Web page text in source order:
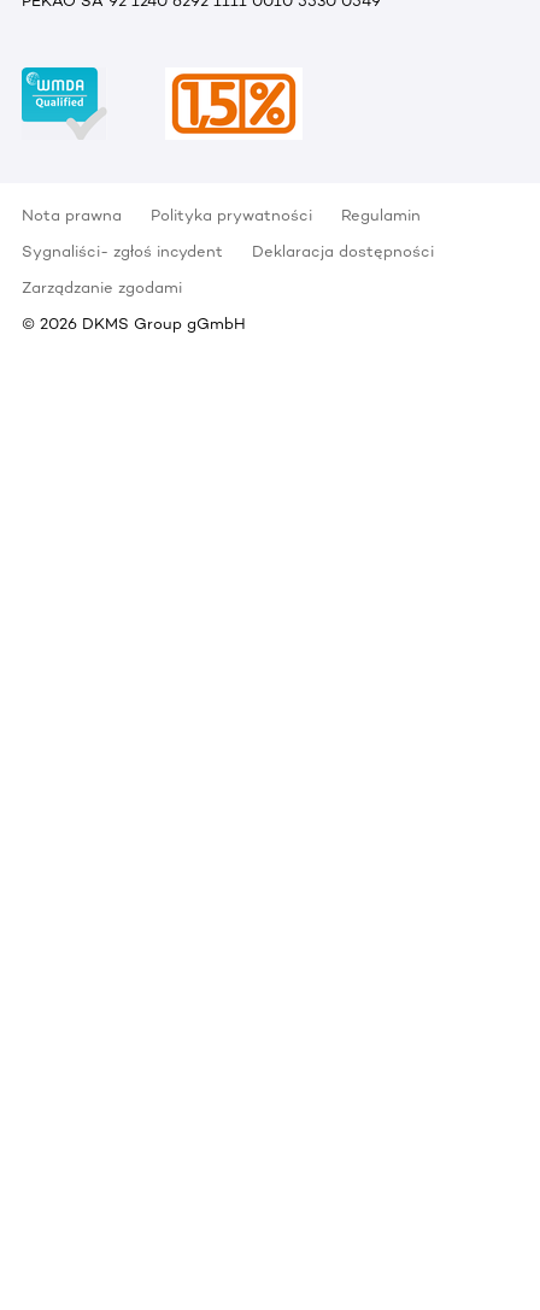
Nota prawna Polityka prywatności
Regulamin
Sygnaliści- zgłoś incydent
Deklaracja dostępności
Zarządzanie zgodami
© 2026 DKMS Group gGmbH